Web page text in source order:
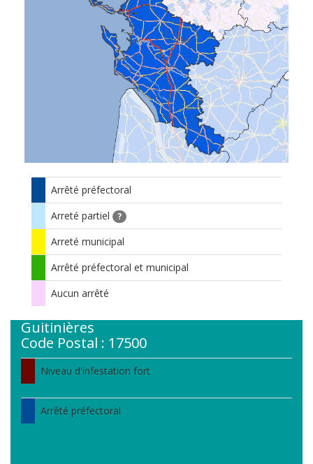
Arrêté préfectoral
Arreté partiel
?
Arreté municipal
Arrêté préfectoral et municipal
Aucun arrêté
Guitinières
Code Postal : 17500
Niveau d'infestation fort
Arrêté préfectoral